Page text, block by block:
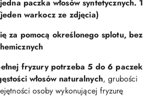
paczka włosów syntetycznych. 1
warkocz ze zdjęcia)
za pomocą określonego splotu, bez
fryzury potrzeba 5 do 6 paczek
włosów naturalnych, grubości
osoby wykonującej fryzurę